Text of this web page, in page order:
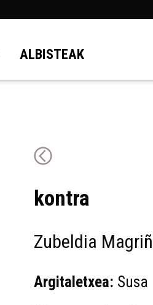
ALBISTEAK
kontra
Zubeldia
Argitaletxea: Susa